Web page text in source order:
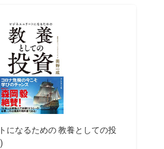
になるための 教養としての投